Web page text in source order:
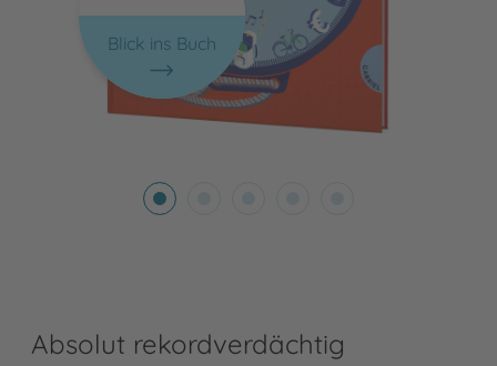
Blick ins Buch
Absolut rekordverdächtig